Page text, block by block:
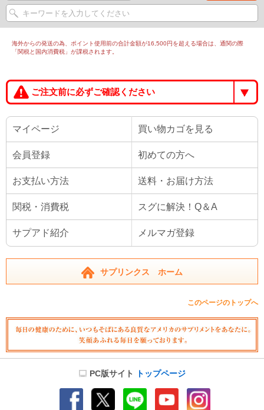
海外からの発送の為、ポイント使用前の合計金額が16,500円を超える場合は、通関の際
「関税と国内消費税」が課税されます。
ご注文前に必ずご確認ください
マイページ 買い物カゴを見る
会員登録 初めての方へ
お支払い方法 送料・お届け方法
関税・消費税 スグに解決！Q＆A
サプアド紹介 メルマガ登録
サプリンクス ホーム
このページのトップへ
PC版サイト トップページ